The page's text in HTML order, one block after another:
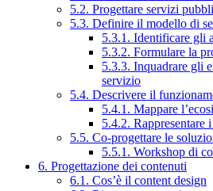
5.2. Progettare servizi
5.3. Definire il modello di
5.3.1. Identificare gli
5.3.2. Formulare la
5.3.3. Inquadrare gli
servizio
5.4. Descrivere il
5.4.1. Mappare
5.4.2. Rappresentare
5.5. Co-progettare le
5.5.1. Workshop di
6. Progettazione dei contenuti
6.1. Cos’è il content design